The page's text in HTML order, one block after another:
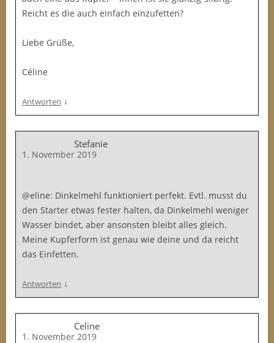
Reicht es die auch einfach einzufetten?
Liebe Grüße,
Céline
Antworten ↓
Stefanie
1. November 2019
@eline: Dinkelmehl funktioniert perfekt. Evtl. musst du
den Starter etwas fester halten, da Dinkelmehl weniger
Wasser bindet, aber ansonsten bleibt alles gleich.
Meine Kupferform ist genau wie deine und da reicht
das Einfetten.
Antworten ↓
Celine
1. November 2019